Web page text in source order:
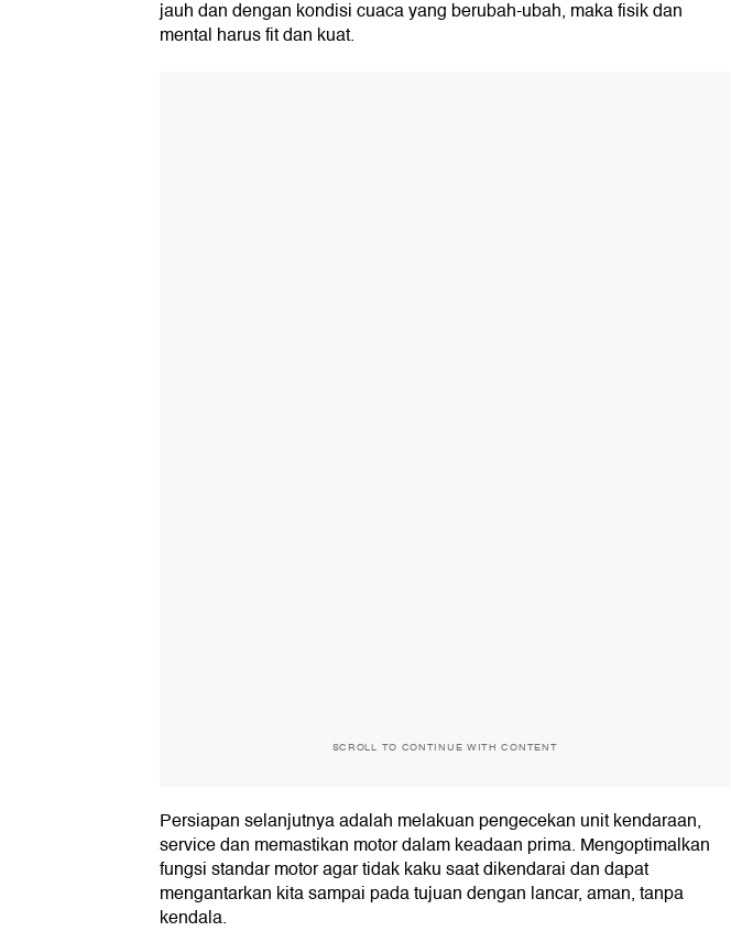
jauh dan dengan kondisi cuaca yang berubah-ubah, maka fisik dan
mental harus fit dan kuat.
SCROLL TO CONTINUE WITH CONTENT
Persiapan selanjutnya adalah melakuan pengecekan unit kendaraan,
service dan memastikan motor dalam keadaan prima. Mengoptimalkan
fungsi standar motor agar tidak kaku saat dikendarai dan dapat
mengantarkan kita sampai pada tujuan dengan lancar, aman, tanpa
kendala.